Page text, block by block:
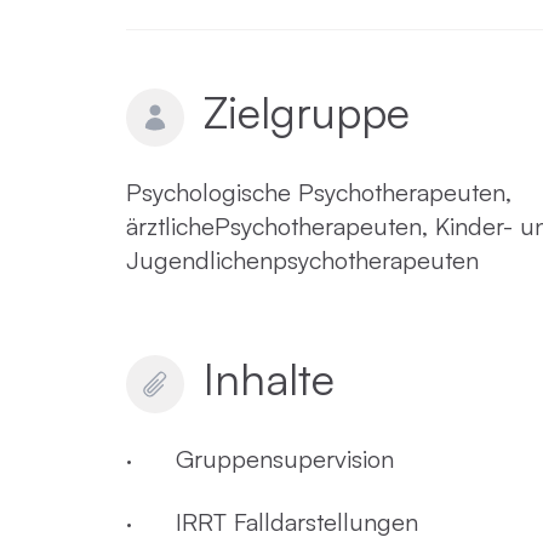
Zielgruppe
Psychologische Psychotherapeuten,
ärztlichePsychotherapeuten, Kinder-
Jugendlichenpsychotherapeuten
Inhalte
· Gruppensupervision
· IRRT Falldarstellungen